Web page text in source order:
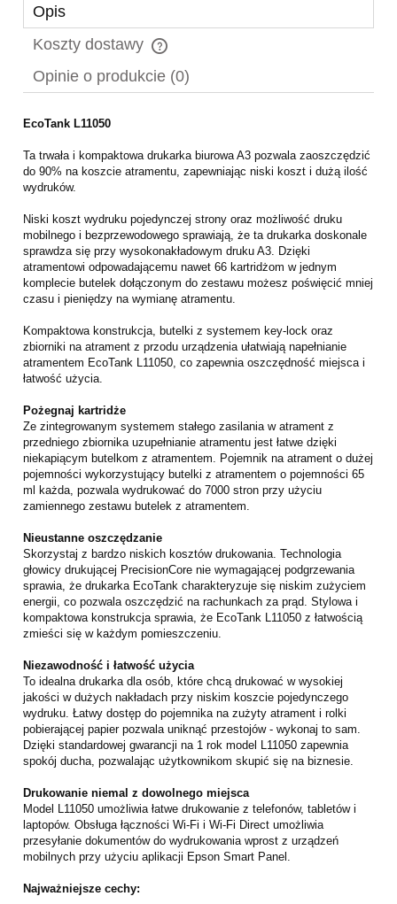
Opis
Koszty dostawy
Cena nie zawiera ewentualnych kosztów płatności
Opinie o produkcie (0)
EcoTank L11050
Ta trwała i kompaktowa drukarka biurowa A3 pozwala zaoszczędzić
do 90% na koszcie atramentu, zapewniając niski koszt i dużą ilość
wydruków.
Niski koszt wydruku pojedynczej strony oraz możliwość druku
mobilnego i bezprzewodowego sprawiają, że ta drukarka doskonale
sprawdza się przy wysokonakładowym druku A3. Dzięki
atramentowi odpowadającemu nawet 66 kartridżom w jednym
komplecie butelek dołączonym do zestawu możesz poświęcić mniej
czasu i pieniędzy na wymianę atramentu.
Kompaktowa konstrukcja, butelki z systemem key-lock oraz
zbiorniki na atrament z przodu urządzenia ułatwiają napełnianie
atramentem EcoTank L11050, co zapewnia oszczędność miejsca i
łatwość użycia.
Pożegnaj kartridże
Ze zintegrowanym systemem stałego zasilania w atrament z
przedniego zbiornika uzupełnianie atramentu jest łatwe dzięki
niekapiącym butelkom z atramentem. Pojemnik na atrament o dużej
pojemności wykorzystujący butelki z atramentem o pojemności 65
ml każda, pozwala wydrukować do 7000 stron przy użyciu
zamiennego zestawu butelek z atramentem.
Nieustanne oszczędzanie
Skorzystaj z bardzo niskich kosztów drukowania. Technologia
głowicy drukującej PrecisionCore nie wymagającej podgrzewania
sprawia, że drukarka EcoTank charakteryzuje się niskim zużyciem
energii, co pozwala oszczędzić na rachunkach za prąd. Stylowa i
kompaktowa konstrukcja sprawia, że EcoTank L11050 z łatwością
zmieści się w każdym pomieszczeniu.
Niezawodność i łatwość użycia
To idealna drukarka dla osób, które chcą drukować w wysokiej
jakości w dużych nakładach przy niskim koszcie pojedynczego
wydruku. Łatwy dostęp do pojemnika na zużyty atrament i rolki
pobierającej papier pozwala uniknąć przestojów - wykonaj to sam.
Dzięki standardowej gwarancji na 1 rok model L11050 zapewnia
spokój ducha, pozwalając użytkownikom skupić się na biznesie.
Drukowanie niemal z dowolnego miejsca
Model L11050 umożliwia łatwe drukowanie z telefonów, tabletów i
laptopów. Obsługa łączności Wi-Fi i Wi-Fi Direct umożliwia
przesyłanie dokumentów do wydrukowania wprost z urządzeń
mobilnych przy użyciu aplikacji Epson Smart Panel.
Najważniejsze cechy: